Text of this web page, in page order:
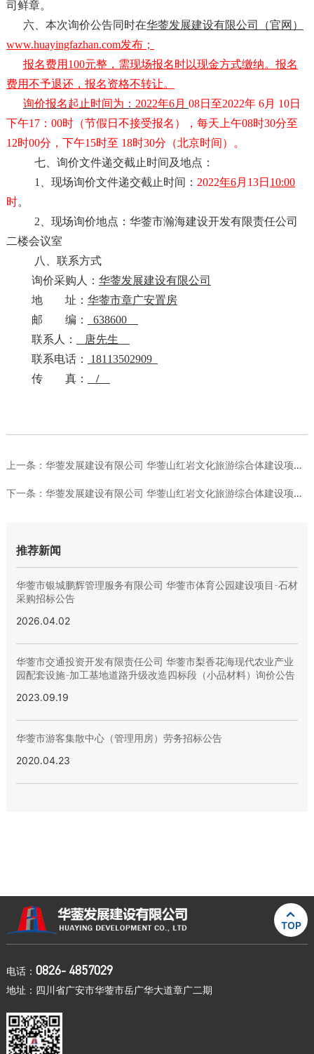
司鲜章。
六、 本次询价公告同时在华蓥发展建设有限公司（官网）
www.huayingfazhan.com发布；
报名费用 100元整，需现场报名时以现金方式缴纳。报名
费用不予退还，报名资格不转让。
询价报名起止时间为： 2022年6月 08日至2022年 6月 10日
下午17：00时（节假日不接受报名），每天上午08时30分至
12时00分，下午15时至 18时30分（北京时间）。
七、询价文件递交截止时间及地点：
1、现场询价文件递交截止时间： 2022年6月 13日 10:00
时。
2、现场询价地点： 华蓥市瀚海建设开发有限责任公司
二楼会议室
八、联系方式
询价采购人： 华蓥发展建设有限公司
地 址： 华蓥市章广安置房
邮 编：
638600
联系 人： 唐先生
联系电话：
18113502909
传 真：
/
上一条： 华蓥发展建设有限公司 华蓥山红岩文化旅游综合体建设项目五金日...
下一条： 华蓥发展建设有限公司 华蓥山红岩文化旅游综合体建设项目电线、...
推荐新闻
华蓥市银城鹏辉管理服务有限公司 华蓥市体育公园建设项目-石材
采购招标公告
2026.04.02
华蓥市交通投资开发有限责任公司 华蓥市梨香花海现代农业产业
园配套设施-加工基地道路升级改造四标段（小品材料）询价公告
2023.09.19
华蓥市游客集散中心（管理用房）劳务招标公告
2020.04.23

TOP
电话： 0826- 4857029
地址：四川省广安市华蓥市岳广华大道章广二期